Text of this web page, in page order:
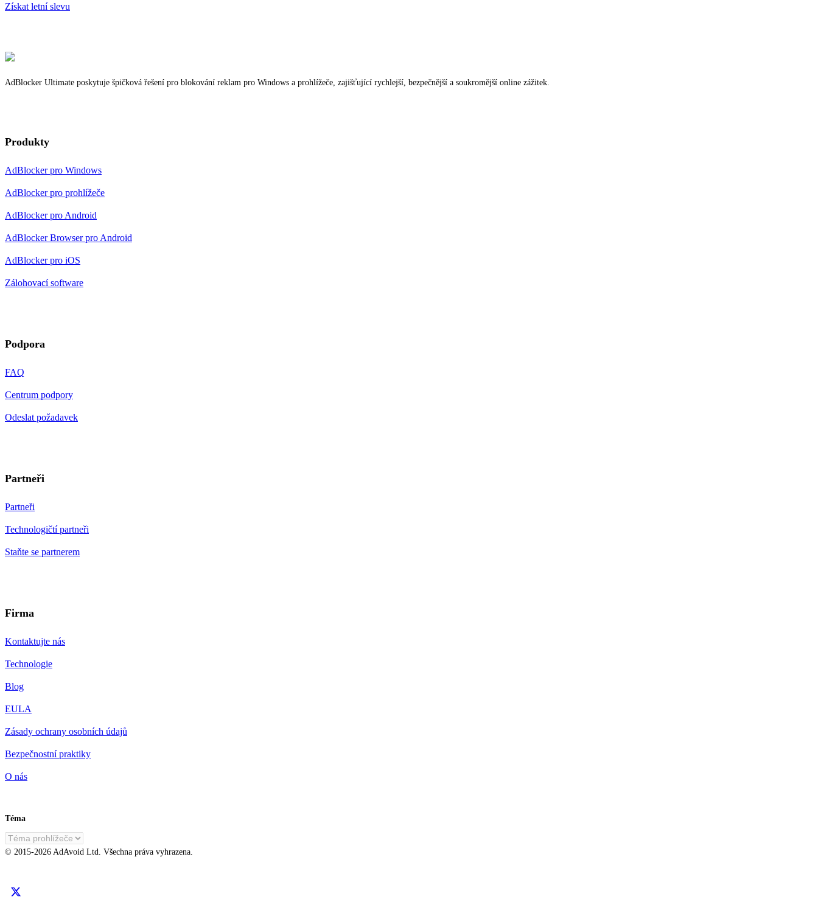
Získat letní slevu
AdBlocker Ultimate poskytuje špičková řešení pro blokování reklam pro Windows a prohlížeče, zajišťující rychlejší, bezpečnější a soukromější online zážitek.
Produkty
AdBlocker pro Windows
AdBlocker pro prohlížeče
AdBlocker pro Android
AdBlocker Browser pro Android
AdBlocker pro iOS
Zálohovací software
Podpora
FAQ
Centrum podpory
Odeslat požadavek
Partneři
Partneři
Technologičtí partneři
Staňte se partnerem
Firma
Kontaktujte nás
Technologie
Blog
EULA
Zásady ochrany osobních údajů
Bezpečnostní praktiky
O nás
Téma
© 2015-2026 AdAvoid Ltd. Všechna práva vyhrazena.